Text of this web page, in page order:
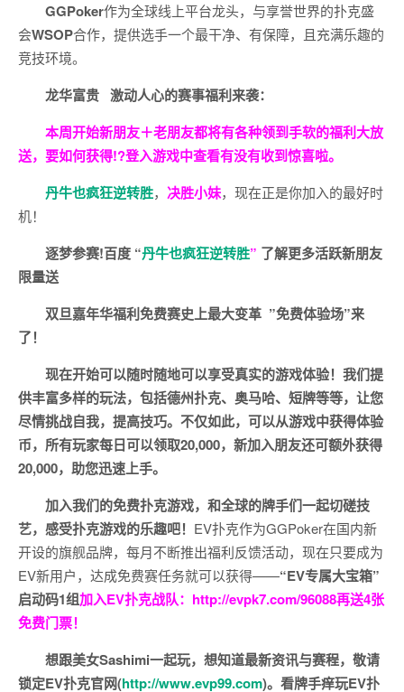
GGPoker作为全球线上平台龙头，与享誉世界的扑克盛
会WSOP合作，提供选手一个最干净、有保障，且充满乐趣的
竞技环境。
龙华富贵 激动人心的赛事福利来袭：
本周开始新朋友＋老朋友都将有各种领到手软的福利大放
送，要如何获得!?登入游戏中查看有没有收到惊喜啦。
丹牛也疯狂逆转胜， 决胜小妹，现在正是你加入的最好时
机！
逐梦参赛!百度 “丹牛也疯狂逆转胜” 了解更多活跃新朋友
限量送
双旦嘉年华福利免费赛史上最大变革 ”免费体验场”来
了！
现在开始可以随时随地可以享受真实的游戏体验！我们提
供丰富多样的玩法，包括德州扑克、奥马哈、短牌等等，让您
尽情挑战自我，提高技巧。不仅如此， 可以从游戏中获得体验
币，所有玩家每日可以领取20,000，新加入朋友还可额外获得
20,000，助您迅速上手。
加入我们的免费扑克游戏，和全球的牌手们一起切磋技
艺，感受扑克游戏的乐趣吧！ EV扑克作为GGPoker在国内新
开设的旗舰品牌，每月不断推出福利反馈活动，现在只要成为
EV新用户，达成免费赛任务就可以获得——“EV专属大宝箱”
启动码1组加入EV扑克战队： http://evpk7.com/96088再送4张
免费门票！
想跟美女Sashimi一起玩， 想知道最新资讯与赛程， 敬请
锁定EV扑克官网(http://www.evp99.com)。 看牌手痒玩EV扑